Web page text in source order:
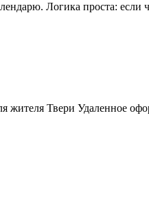
Логика проста:
жителя Твери Удаленное